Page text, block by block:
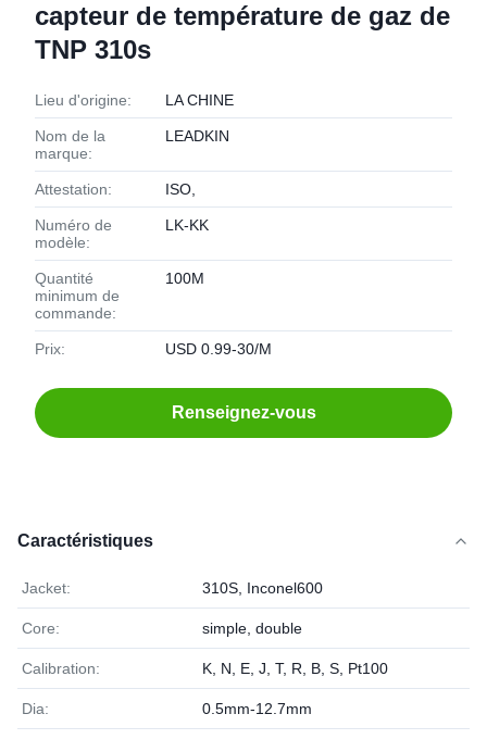
capteur de température de gaz de
TNP 310s
Lieu d'origine: LA CHINE
Nom de la
marque:
LEADKIN
Attestation: ISO,
Numéro de
modèle:
LK-KK
Quantité
minimum de
commande:
100M
Prix: USD 0.99-30/M
Renseignez-vous
Caractéristiques
Jacket: 310S, Inconel600
Core: simple, double
Calibration: K, N, E, J, T, R, B, S, Pt100
Dia: 0.5mm-12.7mm